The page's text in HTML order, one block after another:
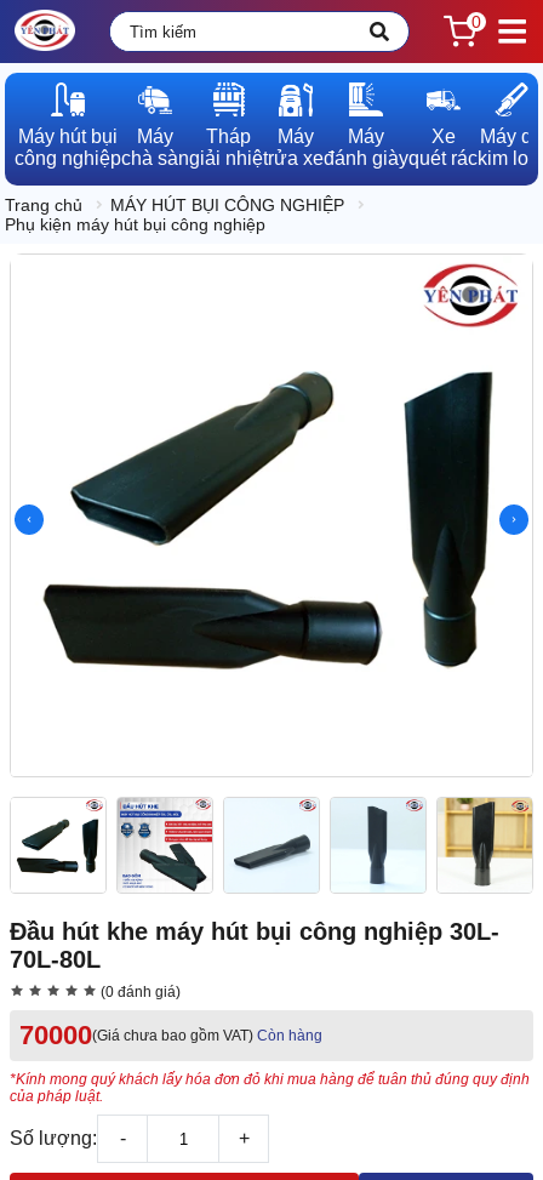
0
Máy hút bụi
công nghiệp
Máy
chà sàn
Tháp
giải nhiệt
Máy
rửa xe
Máy
đánh giày
Xe
quét rác
Máy dò
kim loại
Trang chủ
MÁY HÚT BỤI CÔNG NGHIỆP
Phụ kiện máy hút bụi công nghiệp
Đầu hút khe máy hút bụi công nghiệp 30L-
70L-80L
(0 đánh giá)
70000(Giá chưa bao gồm VAT) Còn hàng
*Kính mong quý khách lấy hóa đơn đỏ khi mua hàng để tuân thủ đúng quy định
của pháp luật.
Số lượng: - +